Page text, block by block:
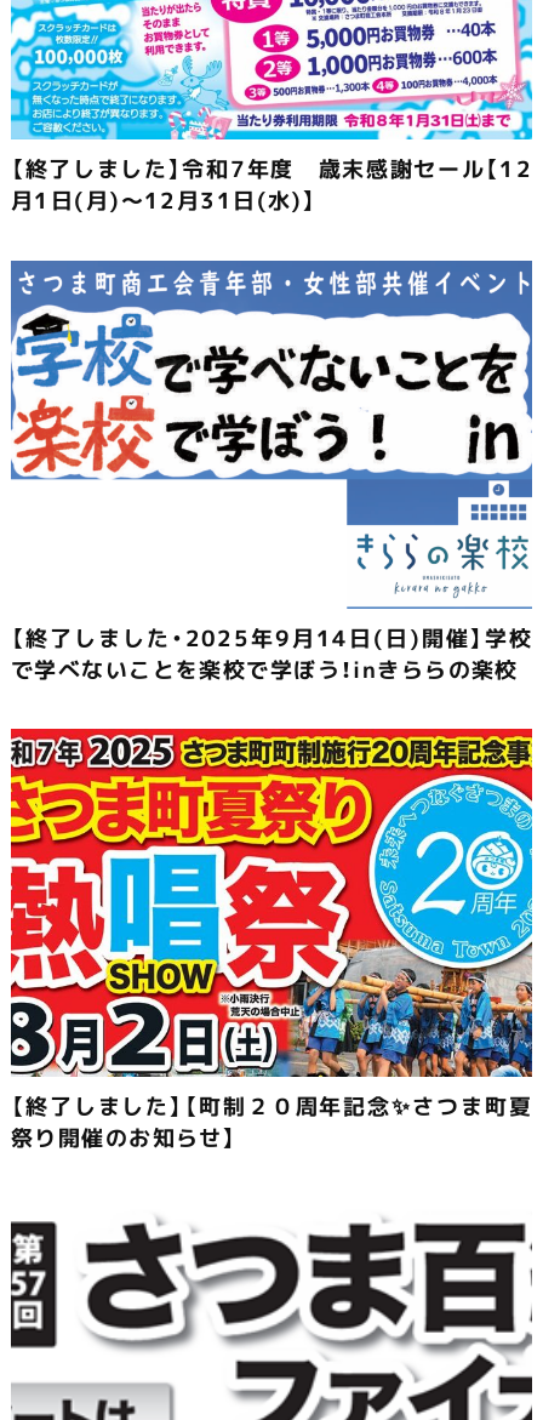
【終了しました】令和7年度 歳末感謝セール【12
月1日(月)～12月31日(水)】
【終了しました・2025年9月14日(日)開催】学校
で学べないことを楽校で学ぼう！inきららの楽校
【終了しました】【町制２０周年記念✨さつま町夏
祭り開催のお知らせ】